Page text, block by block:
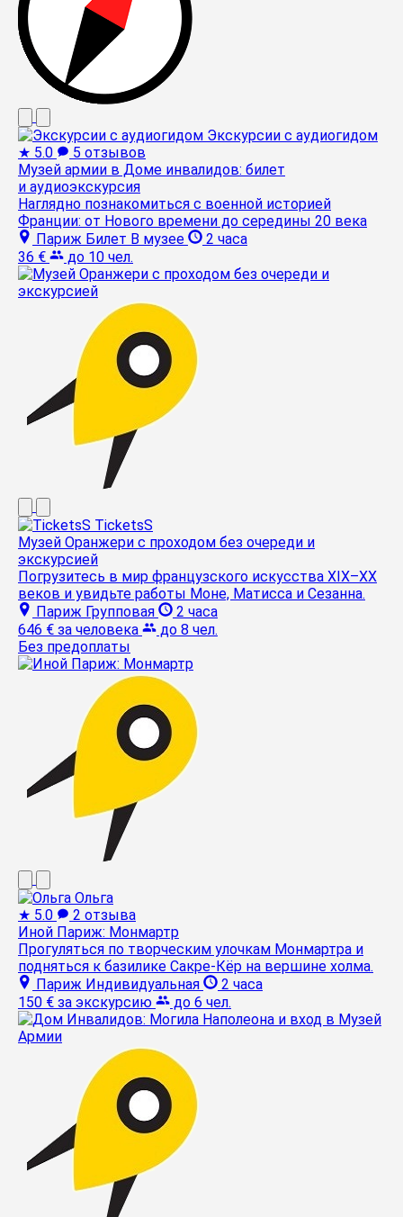
Экскурсии с аудиогидом
★ 5.0
5 отзывов
Музей армии в Доме инвалидов: билет
и аудиоэкскурсия
Наглядно познакомиться с военной историей
Франции: от Нового времени до середины 20 века
Париж Билет В музее
2 часа
36 €
до 10 чел.
TicketsS
Музей Оранжери с проходом без очереди и
экскурсией
Погрузитесь в мир французского искусства XIX–XX
веков и увидьте работы Моне, Матисса и Сезанна.
Париж Групповая
2 часа
646 € за человека
до 8 чел.
Без предоплаты
Ольга
★ 5.0
2 отзыва
Иной Париж: Монмартр
Прогуляться по творческим улочкам Монмартра и
подняться к базилике Сакре-Кёр на вершине холма.
Париж Индивидуальная
2 часа
150 € за экскурсию до 6 чел.